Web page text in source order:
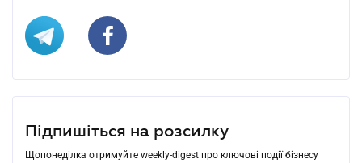
Підпишіться на розсилку
Щопонеділка отримуйте weekly-digest про ключові події бізнесу